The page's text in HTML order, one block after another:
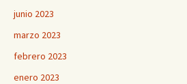
junio 2023
marzo 2023
febrero 2023
enero 2023